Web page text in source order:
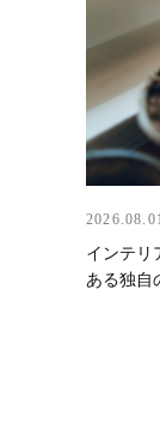
インテリ
ある独自